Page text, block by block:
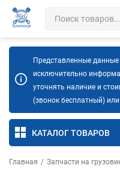
Представленные данные
исключительно
уточнять наличие и
(звонок бесплатный)
КАТАЛОГ ТОВАРОВ
Главная / Запчасти на